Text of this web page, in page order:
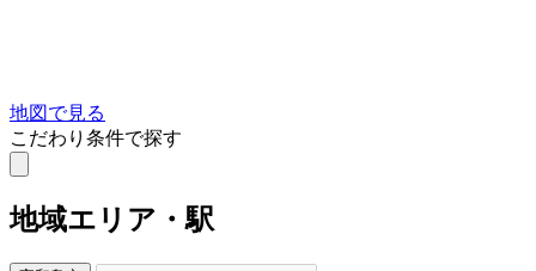
地図で見る
こだわり条件で探す
地域エリア・駅